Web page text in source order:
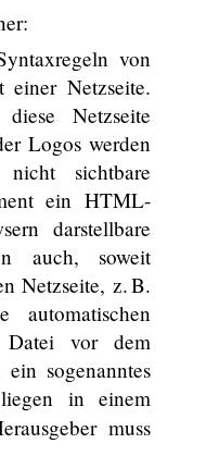
von
einer Netzseite.
Netzseite
Logos werden
nicht sichtbare
ein HTML-
darstellbare
auch, soweit
Netzseite, z. B.
automatischen
Datei vor dem
sogenanntes
in einem
muss